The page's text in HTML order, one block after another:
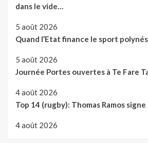
dans le vide…
5 août 2026
Quand l’Etat finance le sport
5 août 2026
Journée Portes ouvertes à Te Fare
4 août 2026
Top 14 (rugby): Thomas Ramos signe
4 août 2026